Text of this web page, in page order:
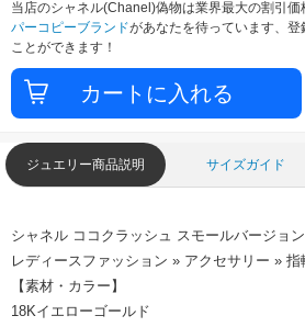
当店のシャネル(Chanel)偽物は業界最大の割引
パーコピーブランドがあなたを待っています、
ことができます！
ジュエリー商品説明 サイズガイド
シャネル ココクラッシュ スモールバージョ
レディースファッション » アクセサリー » 指
【素材・カラー】
18Kイエローゴールド